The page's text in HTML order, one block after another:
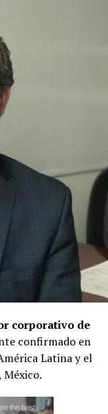
corporativo de
confirmado en
Latina y el
México.